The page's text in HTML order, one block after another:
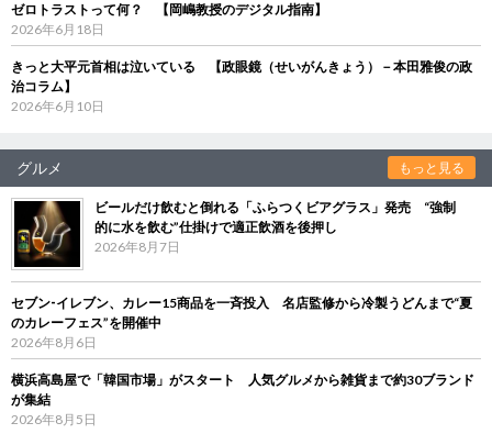
ゼロトラストって何？ 【岡嶋教授のデジタル指南】
2026年6月18日
きっと大平元首相は泣いている 【政眼鏡（せいがんきょう）－本田雅俊の政
治コラム】
2026年6月10日
グルメ もっと見る
ビールだけ飲むと倒れる「ふらつくビアグラス」発売 “強制
的に水を飲む”仕掛けで適正飲酒を後押し
2026年8月7日
セブン‐イレブン、カレー15商品を一斉投入 名店監修から冷製うどんまで“夏
のカレーフェス”を開催中
2026年8月6日
横浜高島屋で「韓国市場」がスタート 人気グルメから雑貨まで約30ブランド
が集結
2026年8月5日